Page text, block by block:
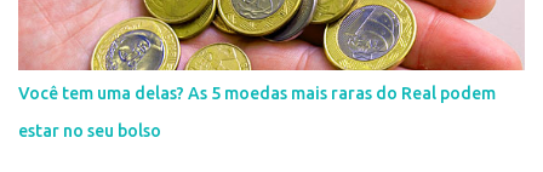
Você tem uma delas? As 5 moedas mais raras do Real podem
estar no seu bolso